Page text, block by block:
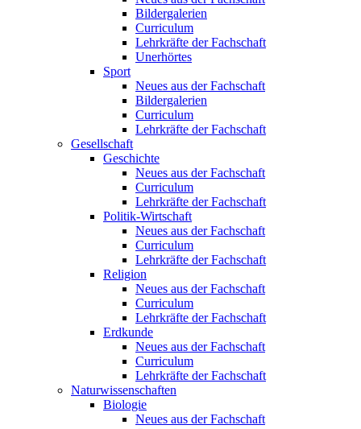
Bildergalerien
Curriculum
Lehrkräfte der Fachschaft
Unerhörtes
Sport
Neues aus der Fachschaft
Bildergalerien
Curriculum
Lehrkräfte der Fachschaft
Gesellschaft
Geschichte
Neues aus der Fachschaft
Curriculum
Lehrkräfte der Fachschaft
Politik-Wirtschaft
Neues aus der Fachschaft
Curriculum
Lehrkräfte der Fachschaft
Religion
Neues aus der Fachschaft
Curriculum
Lehrkräfte der Fachschaft
Erdkunde
Neues aus der Fachschaft
Curriculum
Lehrkräfte der Fachschaft
Naturwissenschaften
Biologie
Neues aus der Fachschaft